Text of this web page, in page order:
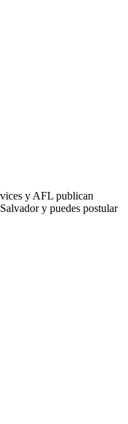
y AFL publican
y puedes postular